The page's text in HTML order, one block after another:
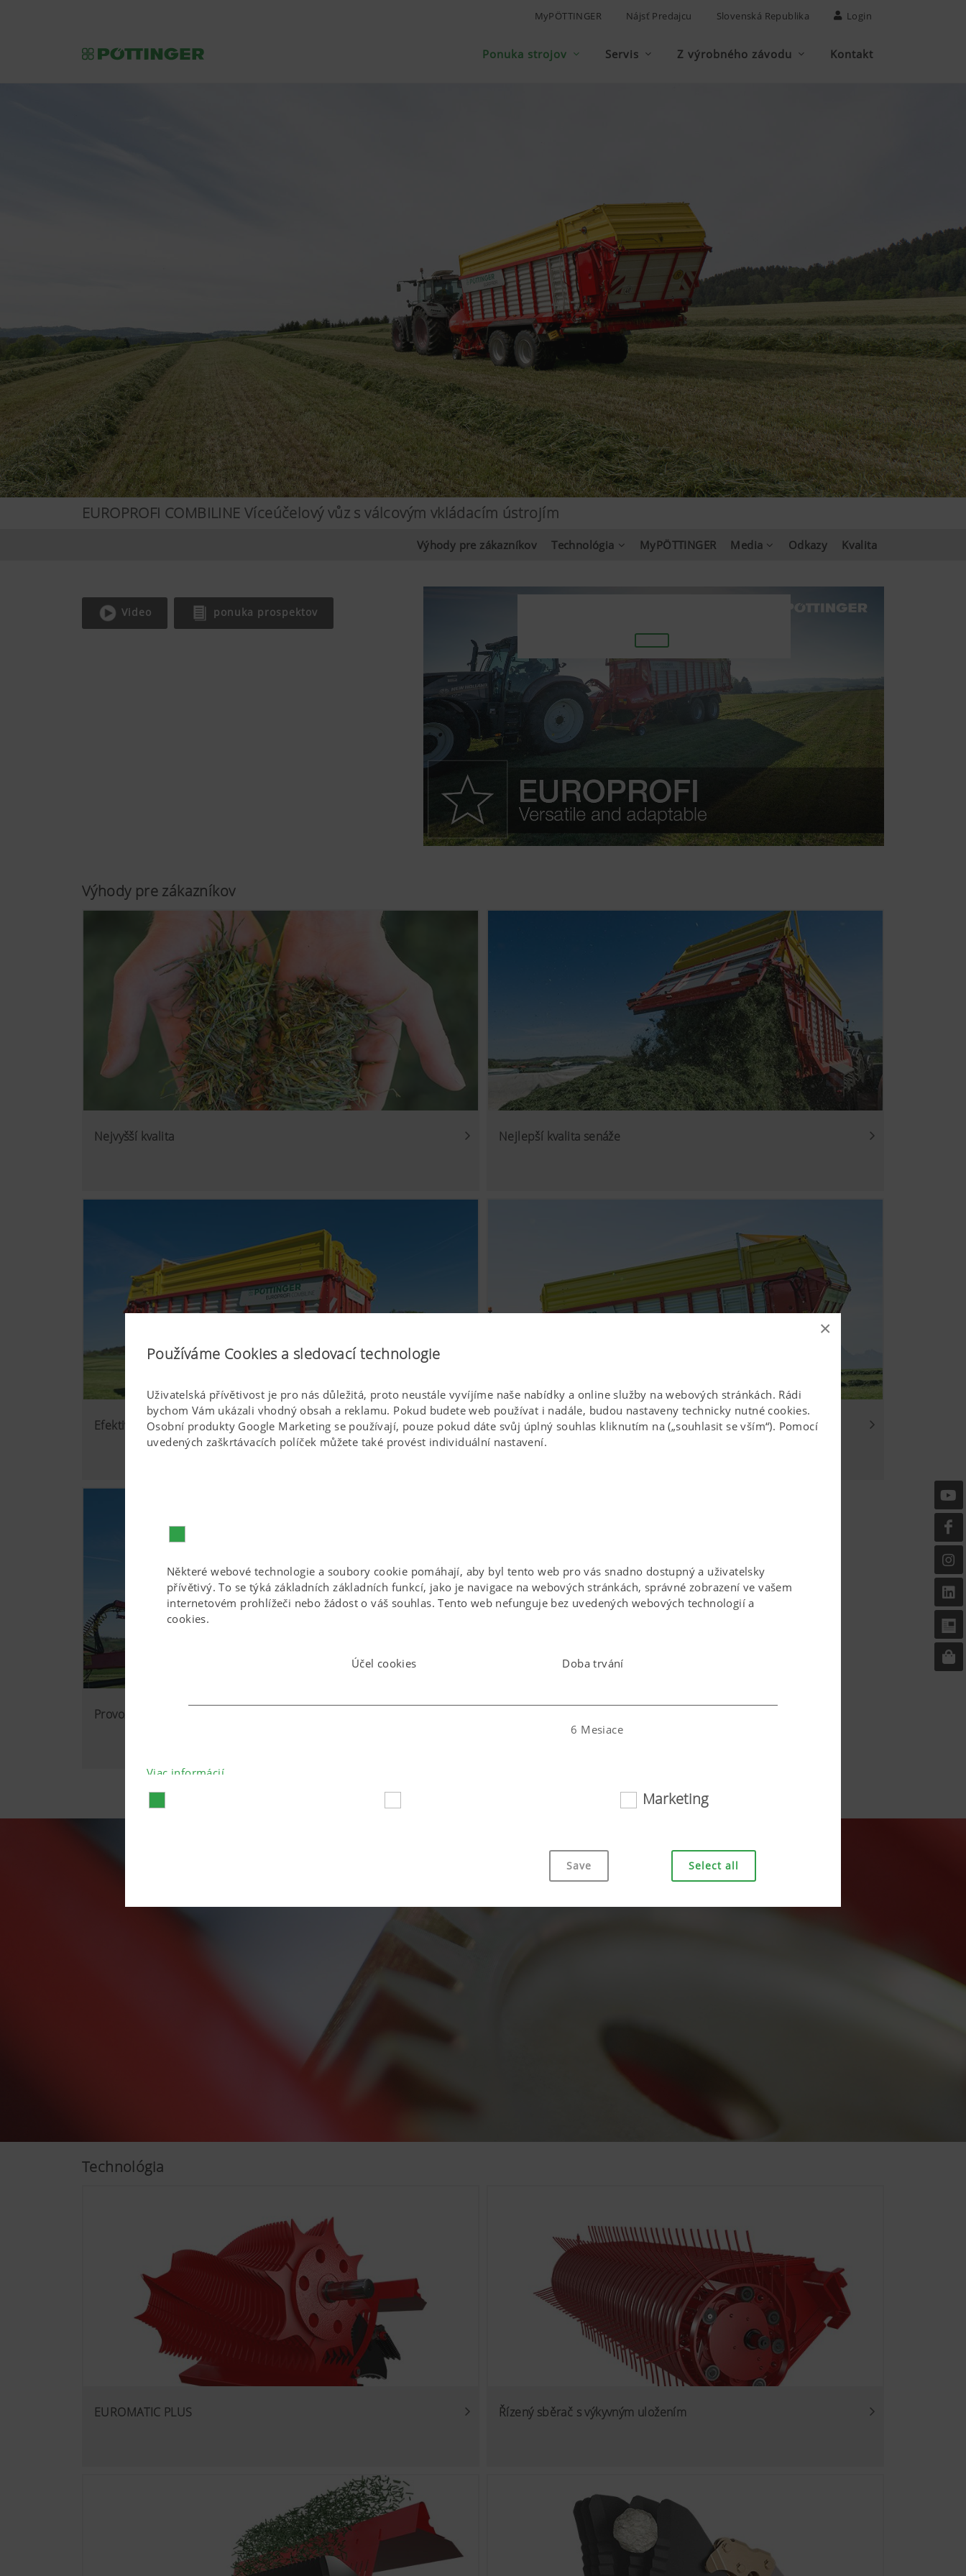
×
Používáme Cookies a sledovací technologie
Uživatelská přívětivost je pro nás důležitá, proto neustále vyvíjíme naše nabídky a online služby na webových stránkách. Rádi
bychom Vám ukázali vhodný obsah a reklamu. Pokud budete web používat i nadále, budou nastaveny technicky nutné cookies.
Osobní produkty Google Marketing se používají, pouze pokud dáte svůj úplný souhlas kliknutím na („souhlasit se vším“). Pomocí
uvedených zaškrtávacích políček můžete také provést individuální nastavení.
Některé webové technologie a soubory cookie pomáhají, aby byl tento web pro vás snadno dostupný a uživatelsky
přívětivý. To se týká základních základních funkcí, jako je navigace na webových stránkách, správné zobrazení ve vašem
internetovém prohlížeči nebo žádost o váš souhlas. Tento web nefunguje bez uvedených webových technologií a
cookies.
Účel cookies Doba trvání
6 Mesiace
Chceme neustále zlepšovat uživatelskou přívětivost a výkon našich webových stránek. Používáme proto analytické
technologie (včetně cookies), které anonymně měří a vyhodnocují, jaký obsah na našich webových stránkách se používá
6 Mesiace
Viac informácií
Viac informácií
Marketing
Save Select all
MyPÖTTINGER Nájsť Predajcu Slovenská Republika Login
Ponuka strojov Servis Z výrobného závodu Kontakt
EUROPROFI COMBILINE Víceúčelový vůz s válcovým vkládacím ústrojím
Výhody pre zákazníkov Technológia MyPÖTTINGER Media Odkazy Kvalita
Video ponuka prospektov
Výhody pre zákazníkov
Nejvyšší kvalita Nejlepší kvalita senáže
Efektivnost Hospodárnost a variabilita
Provozní jistota
Technológia
EUROMATIC PLUS Řízený sběrač s výkyvným uložením